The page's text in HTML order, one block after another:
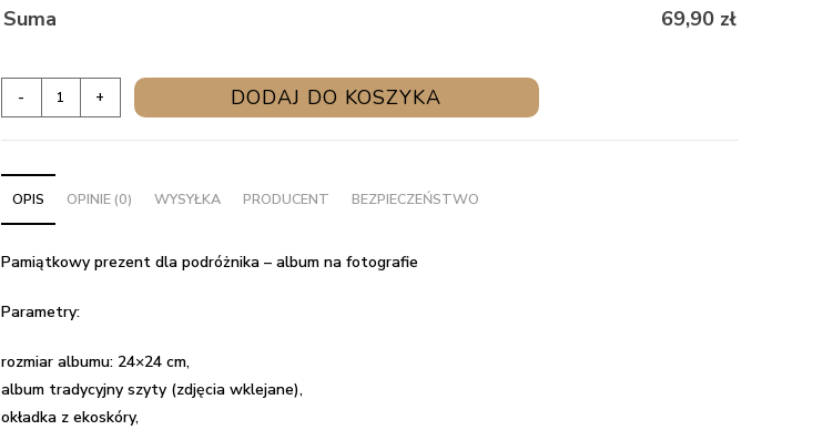
Suma 69,90 zł
Pamiątkowy
dla
podróżnika
-
album
fotografie
- + DODAJ DO KOSZYKA
OPIS OPINIE (0) WYSYŁKA PRODUCENT BEZPIECZEŃSTWO
Pamiątkowy prezent dla podróżnika – album na fotografie
Parametry:
rozmiar albumu: 24×24 cm,
album tradycyjny szyty (zdjęcia wklejane),
okładka z ekoskóry,